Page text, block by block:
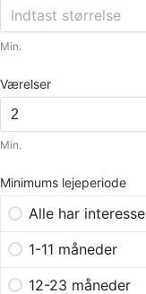
Min.
Værelser
Min.
Minimums lejeperiode
Alle har interesse
1-11 måneder
12-23 måneder